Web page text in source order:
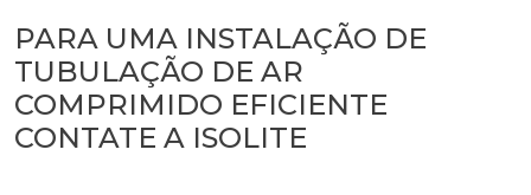
PARA UMA INSTALAÇÃO DE
TUBULAÇÃO DE AR
COMPRIMIDO EFICIENTE
CONTATE A ISOLITE